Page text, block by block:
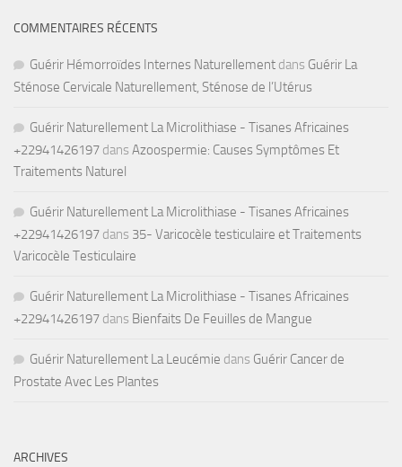
COMMENTAIRES RÉCENTS
Guérir Hémorroïdes Internes Naturellement dans Guérir La
Sténose Cervicale Naturellement, Sténose de l’Utérus
Guérir Naturellement La Microlithiase - Tisanes Africaines
+22941426197 dans Azoospermie: Causes Symptômes Et
Traitements Naturel
Guérir Naturellement La Microlithiase - Tisanes Africaines
+22941426197 dans 35- Varicocèle testiculaire et Traitements
Varicocèle Testiculaire
Guérir Naturellement La Microlithiase - Tisanes Africaines
+22941426197 dans Bienfaits De Feuilles de Mangue
Guérir Naturellement La Leucémie dans Guérir Cancer de
Prostate Avec Les Plantes
ARCHIVES